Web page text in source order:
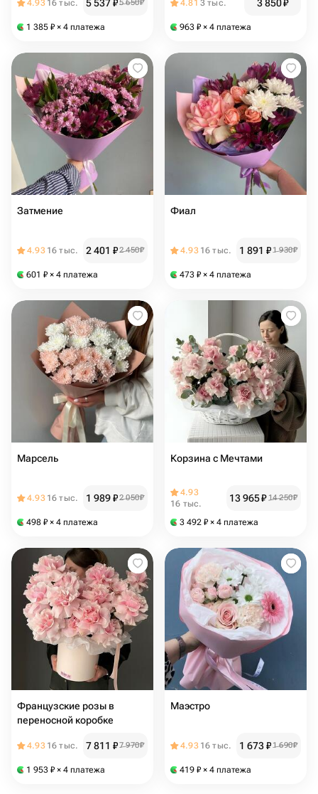
4.93 16 тыс. 5 537 ₽5 650₽
1 385 ₽ × 4 платежа
4.81 3 тыс. 3 850₽
963 ₽ × 4 платежа
Затмение
4.93 16 тыс. 2 401 ₽2 450₽
601 ₽ × 4 платежа
Фиал
4.93 16 тыс. 1 891 ₽1 930₽
473 ₽ × 4 платежа
Марсель
4.93 16 тыс. 1 989₽2 050₽
498 ₽ × 4 платежа
Корзина с Мечтами
4.93
16 тыс.
13 965₽ 14 250₽
3 492 ₽ × 4 платежа
Французские розы в
переносной коробке
4.93 16 тыс. 7 811 ₽7 970₽
1 953 ₽ × 4 платежа
Маэстро
4.93 16 тыс. 1 673₽1 690₽
419 ₽ × 4 платежа